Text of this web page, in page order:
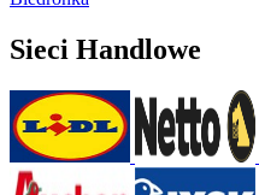
Sieci Handlowe